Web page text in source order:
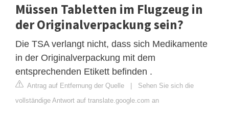
Müssen Tabletten im Flugzeug in
der Originalverpackung sein?
Die TSA verlangt nicht, dass sich Medikamente
in der Originalverpackung mit dem
entsprechenden Etikett befinden .
Antrag auf Entfernung der Quelle | Sehen Sie sich die
vollständige Antwort auf translate.google.com an